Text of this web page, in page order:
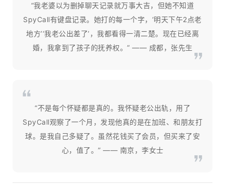
“我老婆以为删掉聊天记录就万事大吉，但她不知道
SpyCall有键盘记录。她打的每一个字，‘明天下午2点老
地方’‘我老公出差了’，我都看得一清二楚。现在已经离
婚，我拿到了孩子的抚养权。” —— 成都，张先生
“不是每个怀疑都是真的。我怀疑老公出轨，用了
SpyCall观察了一个月，发现他真的是在加班、和朋友打
球。是我自己多疑了。虽然花钱买了会员，但买来了安
心，值了。” —— 南京，李女士